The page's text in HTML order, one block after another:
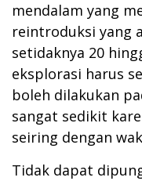
mendalam yang
reintroduksi yang
setidaknya 20
eksplorasi harus
boleh dilakukan
sangat sedikit
seiring dengan
Tidak dapat